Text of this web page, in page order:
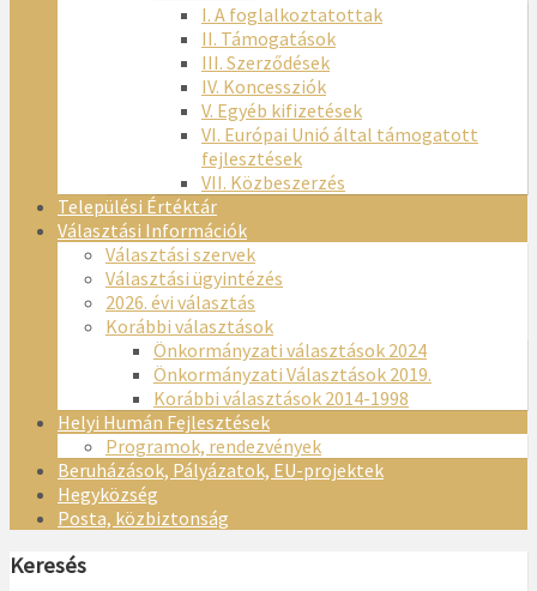
I. A foglalkoztatottak
II. Támogatások
III. Szerződések
IV. Koncessziók
V. Egyéb kifizetések
VI. Európai Unió által támogatott
fejlesztések
VII. Közbeszerzés
Települési Értéktár
Választási Információk
Választási szervek
Választási ügyintézés
2026. évi választás
Korábbi választások
Önkormányzati választások 2024
Önkormányzati Választások 2019.
Korábbi választások 2014-1998
Helyi Humán Fejlesztések
Programok, rendezvények
Beruházások, Pályázatok, EU-projektek
Hegyközség
Posta, közbiztonság
Keresés